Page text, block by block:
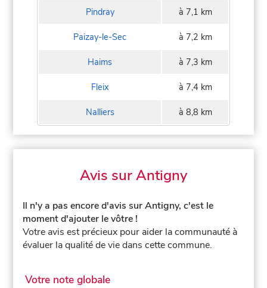
Pindray à 7,1 km
Paizay-le-Sec à 7,2 km
Haims à 7,3 km
Fleix à 7,4 km
Nalliers à 8,8 km
Avis sur Antigny
Il n'y a pas encore d'avis sur Antigny, c'est le
moment d'ajouter le vôtre !
Votre avis est précieux pour aider la communauté à
évaluer la qualité de vie dans cette commune.
Votre note globale